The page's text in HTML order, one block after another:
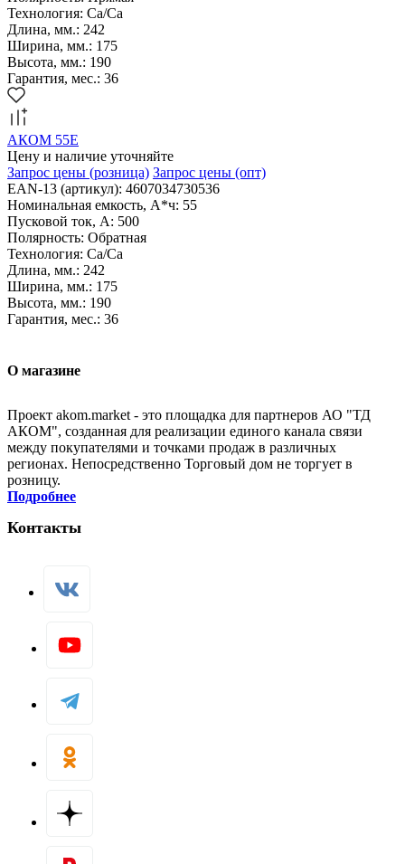
Технология: Са/Са
Длина, мм.: 242
Ширина, мм.: 175
Высота, мм.: 190
Гарантия, мес.: 36
АКОМ 55Е
Цену и наличие уточняйте
Запрос цены (розница) Запрос цены (опт)
EAN-13 (артикул): 4607034730536
Номинальная емкость, А*ч: 55
Пусковой ток, А: 500
Полярность: Обратная
Технология: Са/Са
Длина, мм.: 242
Ширина, мм.: 175
Высота, мм.: 190
Гарантия, мес.: 36
О магазине
Проект akom.market - это площадка для партнеров АО "ТД
АКОМ", созданная для реализации единого канала связи
между покупателями и точками продаж в различных
регионах. Непосредственно Торговый дом не торгует в
розницу.
Подробнее